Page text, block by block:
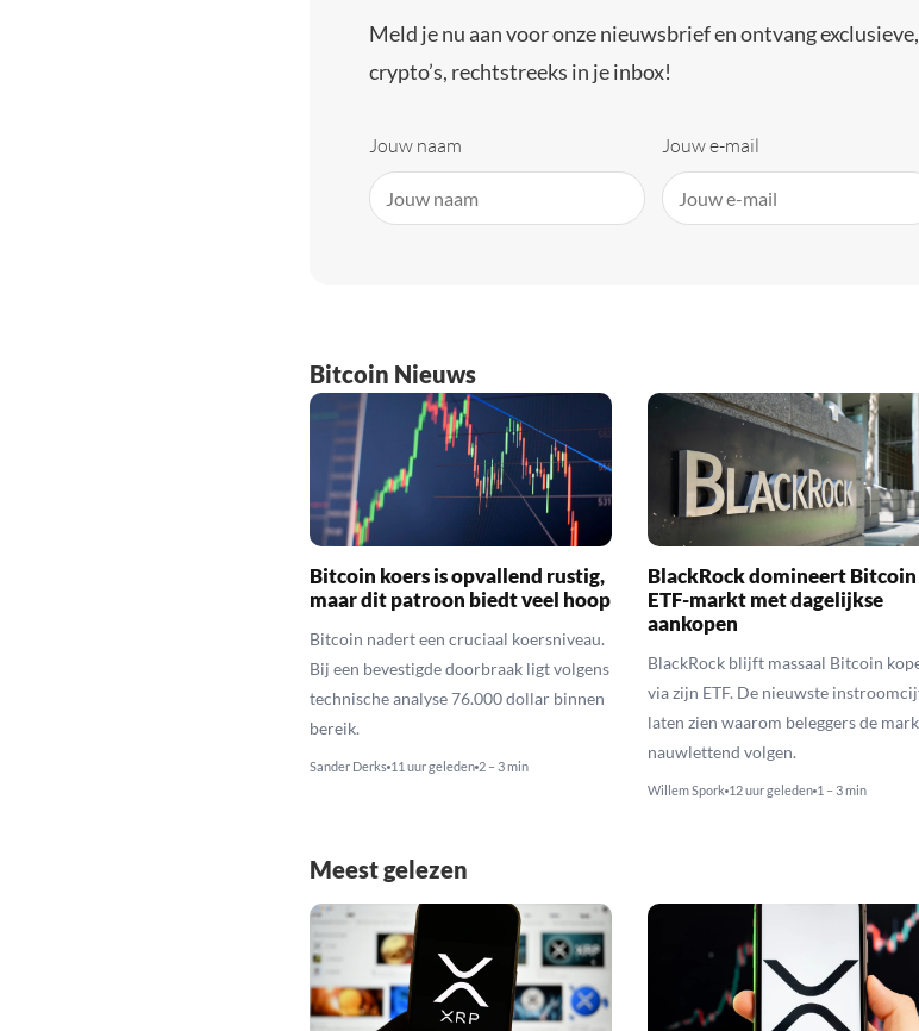
Meld je nu aan voor onze nieuwsbrief en ontvang
crypto’s, rechtstreeks in je inbox!
Jouw naam Jouw e-mail
Bitcoin Nieuws
Bitcoin koers is opvallend rustig,
maar dit patroon biedt veel hoop
Bitcoin nadert een cruciaal koersniveau.
Bij een bevestigde doorbraak ligt volgens
technische analyse 76.000 dollar binnen
bereik.
Sander Derks 11 uur geleden 2 – 3 min
BlackRock domineert Bitcoin
ETF-markt met dagelijkse
aankopen
BlackRock blijft massaal Bitcoin
via zijn ETF. De nieuwste
laten zien waarom beleggers de
nauwlettend volgen.
Willem Spork 12 uur geleden 1 – 3 min
Meest gelezen